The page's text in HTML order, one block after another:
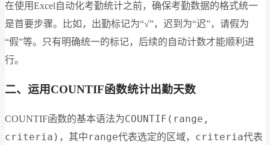
在使用Excel自动化考勤统计之前，确保考勤数据的格式统一
是首要步骤。比如，出勤标记为“√”，迟到为“迟”，请假为
“假”等。只有明确统一的标记，后续的自动计数才能顺利进
行。
二、运用COUNTIF函数统计出勤天数
COUNTIF函数的基本语法为COUNTIF(range,
criteria) ，其中range代表选定的区域， criteria代表